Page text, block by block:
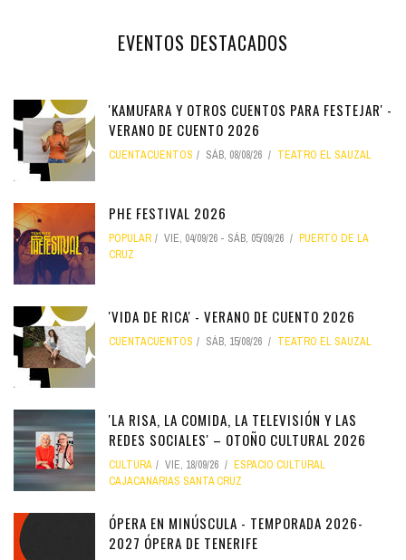
EVENTOS DESTACADOS
'KAMUFARA Y OTROS CUENTOS PARA FESTEJAR' -
VERANO DE CUENTO 2026
CUENTACUENTOS SÁB, 08/08/26 TEATRO EL SAUZAL
PHE FESTIVAL 2026
POPULAR VIE, 04/09/26 - SÁB, 05/09/26
PUERTO DE LA
CRUZ
'VIDA DE RICA' - VERANO DE CUENTO 2026
CUENTACUENTOS SÁB, 15/08/26 TEATRO EL SAUZAL
'LA RISA, LA COMIDA, LA TELEVISIÓN Y LAS
REDES SOCIALES' – OTOÑO CULTURAL 2026
CULTURA VIE, 18/09/26
ESPACIO CULTURAL
CAJACANARIAS SANTA CRUZ
ÓPERA EN MINÚSCULA - TEMPORADA 2026-
2027 ÓPERA DE TENERIFE